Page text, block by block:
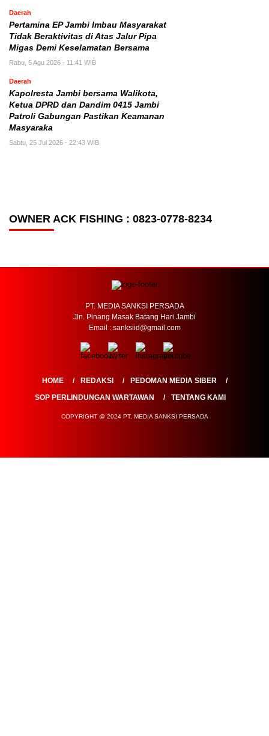
Daerah
Pertamina EP Jambi Imbau Masyarakat
Tidak Beraktivitas di Atas Jalur Pipa
Migas Demi Keselamatan Bersama
Rabu, 5 Agu 2026 - 11:41 WIB
Daerah
Kapolresta Jambi bersama Walikota,
Ketua DPRD dan Dandim 0415 Jambi
Patroli Gabungan Pastikan Keamanan
Masyaraka
Sabtu, 25 Jul 2026 - 22:43 WIB
OWNER ACK FISHING : 0823-0778-8234
PT. MEDIA SANKSI PERSADA
Jln. Pinang Masak Batang Hari Jambi
Email : sanksiid@gmail.com
HOME REDAKSI
PEDOMAN MEDIA SIBER
SOP PERLINDUNGAN WARTAWAN
TENTANG KAMI
COPYRIGHT @ 2024 PT. MEDIA SANKSI PERSADA